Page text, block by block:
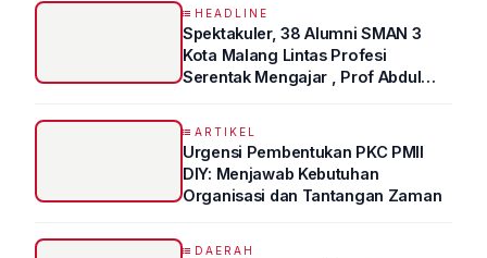
HEADLINE
Spektakuler, 38 Alumni SMAN 3
Kota Malang Lintas Profesi
Serentak Mengajar , Prof Abdul
ARTIKEL
Urgensi Pembentukan PKC PMII
DIY: Menjawab Kebutuhan
Organisasi dan Tantangan Zaman
DAERAH